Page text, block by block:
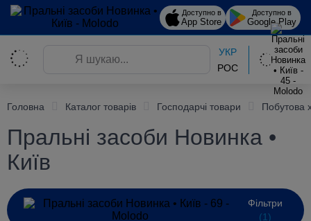
Доступно в
App Store
Доступно в
Google Play
УКР
РОС
Головна Каталог товарів Господарчі товари Побутова
Пральні засоби Новинка •
Київ
Фільтри
(1)